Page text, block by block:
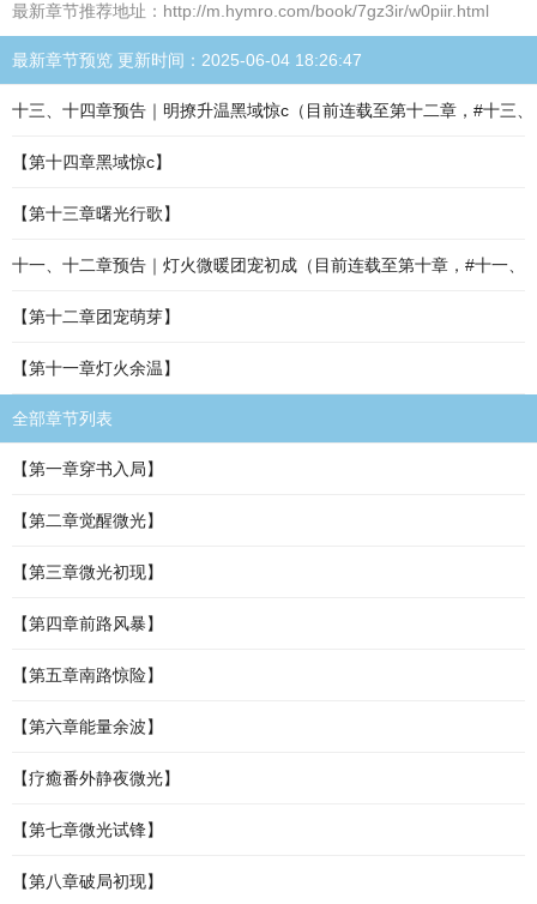
最新章节推荐地址：http://m.hymro.com/book/7gz3ir/w0piir.html
最新章节预览 更新时间：2025-06-04 18:26:47
十三、十四章预告｜明撩升温黑域惊c（目前连载至第十二章，#十三
【第十四章黑域惊c】
【第十三章曙光行歌】
十一、十二章预告｜灯火微暖团宠初成（目前连载至第十章，#十一、
【第十二章团宠萌芽】
【第十一章灯火余温】
全部章节列表
【第一章穿书入局】
【第二章觉醒微光】
【第三章微光初现】
【第四章前路风暴】
【第五章南路惊险】
【第六章能量余波】
【疗癒番外静夜微光】
【第七章微光试锋】
【第八章破局初现】